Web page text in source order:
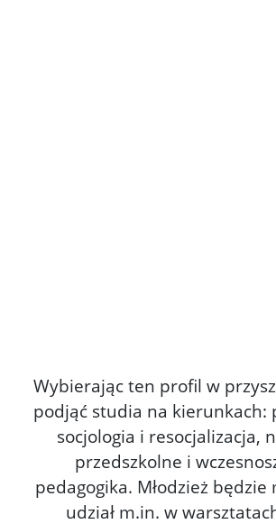
Wybierając ten profil w
podjąć studia na kierunkach:
socjologia i resocjalizacja,
przedszkolne i
pedagogika. Młodzież będzie
udział m.in. w